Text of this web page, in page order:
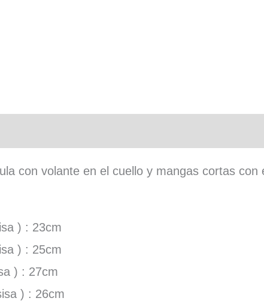
con volante en el cuello y mangas cortas con
) : 23cm
) : 25cm
) : 27cm
) : 26cm